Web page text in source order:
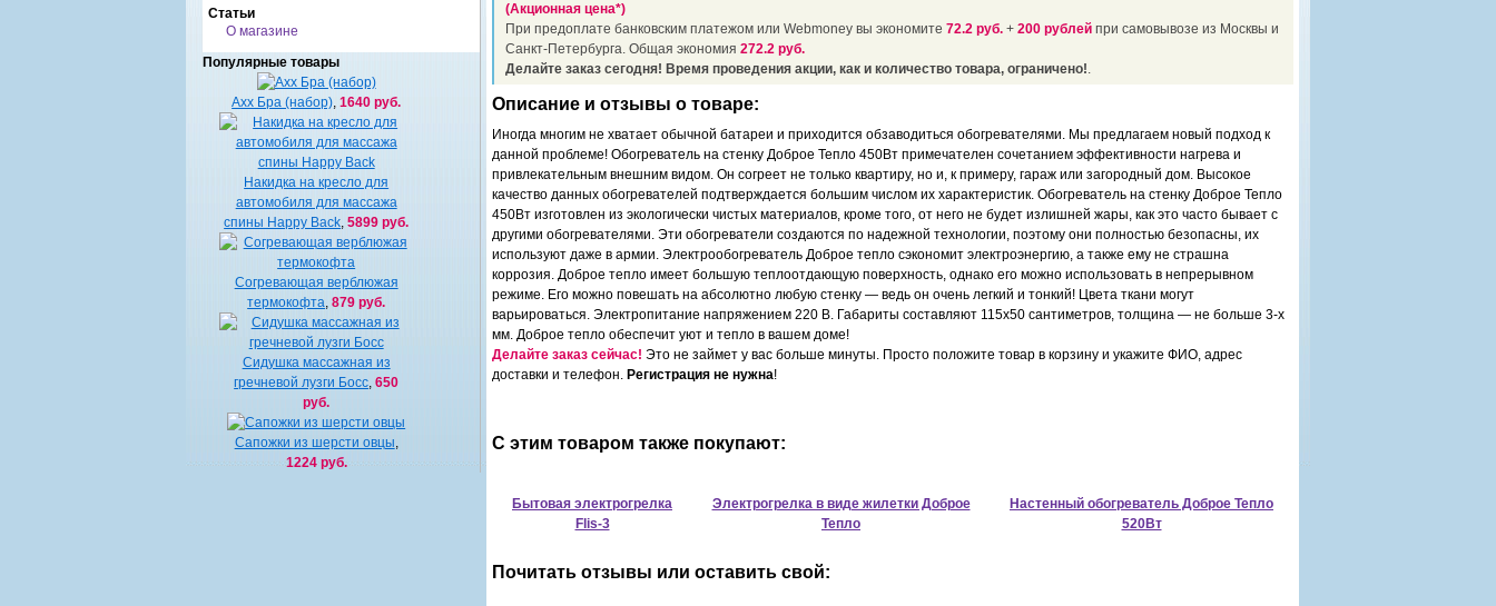
Статьи
О магазине
Популярные товары
Ахх Бра (набор) ,1640 руб.
Накидка на кресло для
автомобиля для массажа
спины Happy Back ,5899 руб.
Согревающая верблюжая
термокофта ,879 руб.
Сидушка массажная из
гречневой лузги Босс ,650
руб.
Сапожки из шерсти овцы
1224 руб.
(Акционная цена*)
При предоплате банковским платежом или Webmoney вы экономите 72.2 руб. + 200 рублей при самовывозе из Москвы и
Санкт-Петербурга. Общая экономия 272.2 руб.
Делайте заказ сегодня! Время проведения акции, как и количество товара, ограничено!.
Описание и отзывы о товаре:
Иногда многим не хватает обычной батареи и приходится обзаводиться обогревателями. Мы предлагаем новый подход к
данной проблеме! Обогреватель на стенку Доброе Тепло 450Вт примечателен сочетанием эффективности нагрева и
привлекательным внешним видом. Он согреет не только квартиру, но и, к примеру, гараж или загородный дом. Высокое
качество данных обогревателей подтверждается большим числом их характеристик. Обогреватель на стенку Доброе Тепло
450Вт изготовлен из экологически чистых материалов, кроме того, от него не будет излишней жары, как это часто бывает с
другими обогревателями. Эти обогреватели создаются по надежной технологии, поэтому они полностью безопасны, их
используют даже в армии. Электрообогреватель Доброе тепло сэкономит электроэнергию, а также ему не страшна
коррозия. Доброе тепло имеет большую теплоотдающую поверхность, однако его можно использовать в непрерывном
режиме. Его можно повешать на абсолютно любую стенку — ведь он очень легкий и тонкий! Цвета ткани могут
варьироваться. Электропитание напряжением 220 В. Габариты составляют 115x50 сантиметров, толщина — не больше 3-х
мм. Доброе тепло обеспечит уют и тепло в вашем доме!
Делайте заказ сейчас! Это не займет у вас больше минуты. Просто положите товар в корзину и укажите ФИО, адрес
доставки и телефон. Регистрация не нужна!
С этим товаром также покупают:
Бытовая электрогрелка
Flis-3
Электрогрелка в виде жилетки Доброе
Тепло
Настенный обогреватель Доброе Тепло
520Вт
Почитать отзывы или оставить свой: